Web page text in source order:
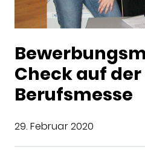
Check auf der
Berufsmesse
29. Februar 2020